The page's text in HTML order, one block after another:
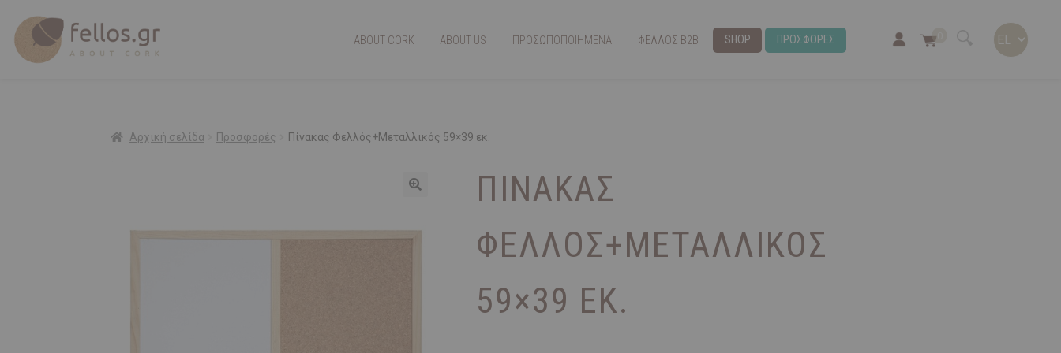
ABOUT CORK ABOUT US ΠΡΟΣΩΠΟΠΟΙΗΜΕΝΑ ΦΕΛΛΟΣ Β2Β SHOP ΠΡΟΣΦΟΡΕΣ
Αρχική σελίδα Προσφορές Πίνακας Φελλός+Μεταλλικός 59×39 εκ.
ΠΊΝΑΚΑΣ
ΦΕΛΛΌΣ+ΜΕΤΑΛΛΙΚΌΣ
59×39 ΕΚ.